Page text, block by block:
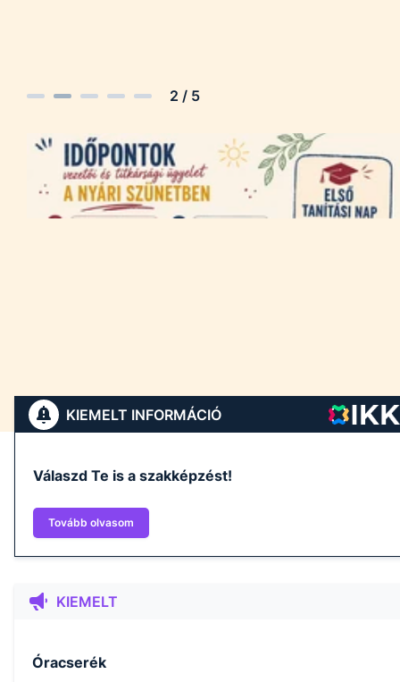
2 / 5
KIEMELT INFORMÁCIÓ
Válaszd Te is a szakképzést!
Tovább olvasom
KIEMELT
Óracserék